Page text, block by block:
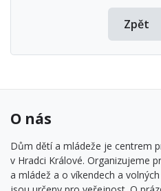
Zpět
O nás
Dům dětí a mládeže je centrem
v Hradci Králové. Organizujeme
a mládež a o víkendech a